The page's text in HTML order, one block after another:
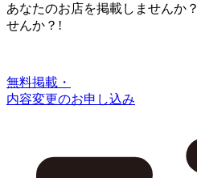
あなたのお店を掲載しませんか？
せんか？!
無料掲載・
内容変更のお申し込み